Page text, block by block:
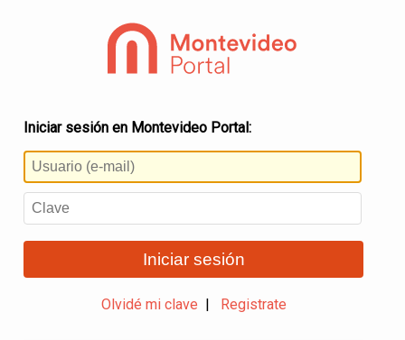
Iniciar sesión en Montevideo Portal:
Iniciar sesión
Olvidé mi clave Registrate